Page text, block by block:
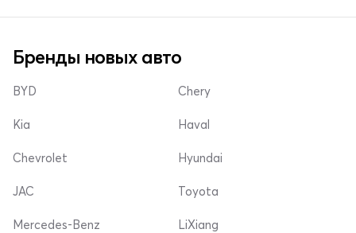
Бренды новых авто
BYD
Kia
Chevrolet
Chery
Haval
Hyundai
JAC
Mercedes-Benz
Toyota
LiXiang